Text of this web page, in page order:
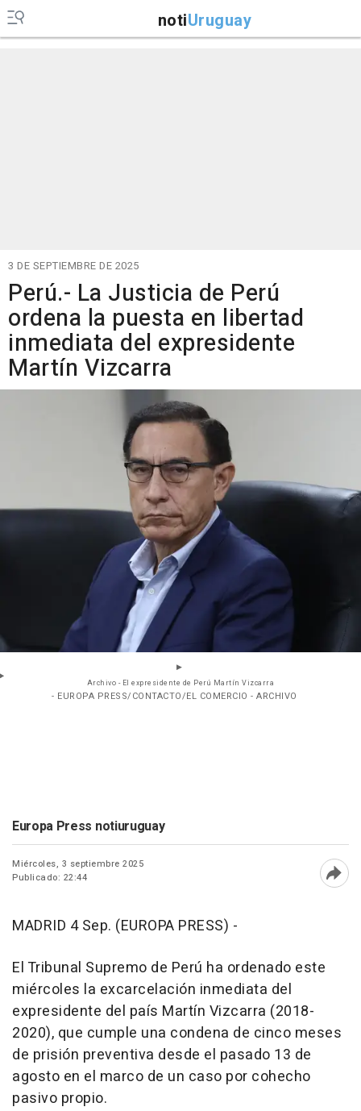
notiUruguay
3 DE SEPTIEMBRE DE 2025
Perú.- La Justicia de Perú
ordena la puesta en libertad
inmediata del expresidente
Martín Vizcarra
Archivo - El expresidente de Perú Martín Vizcarra
- EUROPA PRESS/CONTACTO/EL COMERCIO - ARCHIVO
Europa Press notiuruguay
Miércoles, 3 septiembre 2025
Publicado: 22:44
MADRID 4 Sep. (EUROPA PRESS) -
El Tribunal Supremo de Perú ha ordenado este
miércoles la excarcelación inmediata del
expresidente del país Martín Vizcarra (2018-
2020), que cumple una condena de cinco meses
de prisión preventiva desde el pasado 13 de
agosto en el marco de un caso por cohecho
pasivo propio.